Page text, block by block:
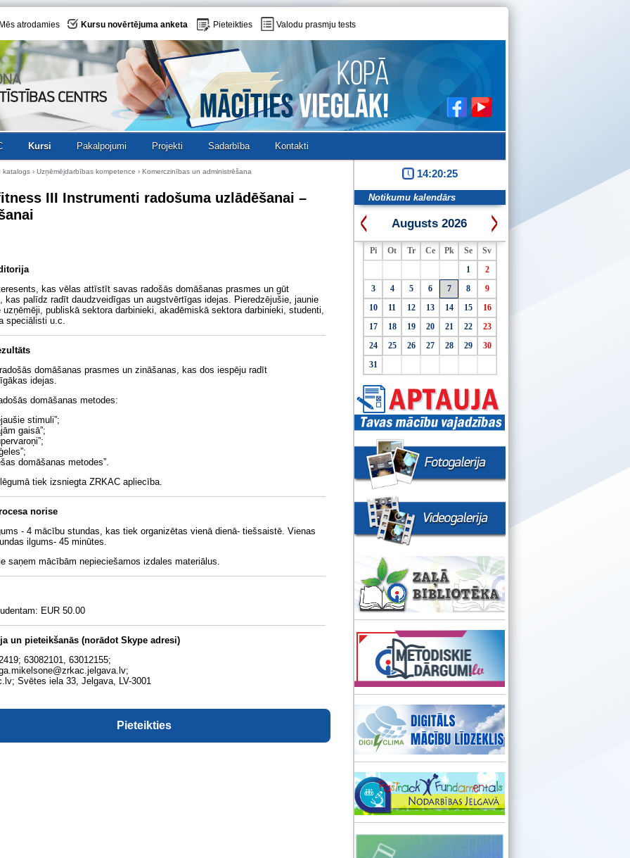
Mēs atrodamies Kursu novērtējuma anketa Pieteikties Valodu prasmju tests
Kursi Pakalpojumi Projekti Sadarbība Kontakti
katalogs › Uzņēmējdarbības kompetence › Komerczinības un administrēšana
III Instrumenti radošuma uzlādēšanai –
kas vēlas attīstīt savas radošās domāšanas prasmes un gūt
kas palīdz radīt daudzveidīgas un augstvērtīgas idejas. Pieredzējušie, jaunie
uzņēmēji, publiskā sektora darbinieki, akadēmiskā sektora darbinieki, studenti,
speciālisti u.c.
domāšanas prasmes un zināšanas, kas dos iespēju radīt
idejas.
domāšanas metodes:
stimuli”;
gaisā”;
domāšanas metodes”.
tiek izsniegta ZRKAC apliecība.
norise
- 4 mācību stundas, kas tiek organizētas vienā dienā- tiešsaistē. Vienas
ilgums- 45 minūtes.
saņem mācībām nepieciešamos izdales materiālus.
EUR 50.00
un pieteikšanās (norādot Skype adresi)
63082101, 63012155;
Svētes iela 33, Jelgava, LV-3001
Pieteikties
14:20:25
Notikumu kalendārs
Augusts 2026
Pi Ot Tr Ce Pk Se
Sv
1
2
3
4 5 6 7 8
9
10
11 12 13 14 15
16
17
18 19 20 21 22
23
24
25 26 27 28 29
30
31